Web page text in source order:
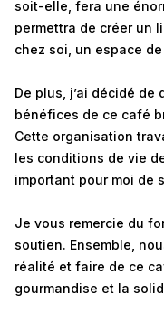
soit-elle, fera une
permettra de créer un
chez soi, un espace
De plus, j’ai décidé
bénéfices de ce café
Cette organisation
les conditions de vie
important pour moi de
Je vous remercie du
soutien. Ensemble,
réalité et faire de ce
gourmandise et la